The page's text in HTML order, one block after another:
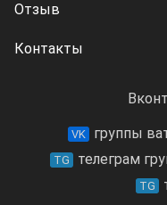
Отзыв
Контакты
VK группы
TG телеграм
TG